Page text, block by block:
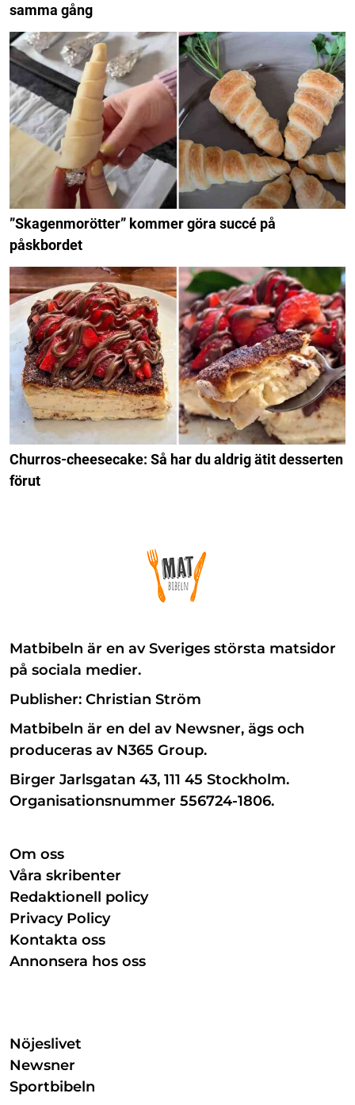
samma gång
”Skagenmorötter” kommer göra succé på
påskbordet
Churros-cheesecake: Så har du aldrig ätit desserten
förut
Matbibeln är en av Sveriges största matsidor
på sociala medier.
Publisher: Christian Ström
Matbibeln är en del av Newsner, ägs och
produceras av N365 Group.
Birger Jarlsgatan 43, 111 45 Stockholm.
Organisationsnummer 556724-1806.
Om oss
Våra skribenter
Redaktionell policy
Privacy Policy
Kontakta oss
Annonsera hos oss
Nöjeslivet
Newsner
Sportbibeln